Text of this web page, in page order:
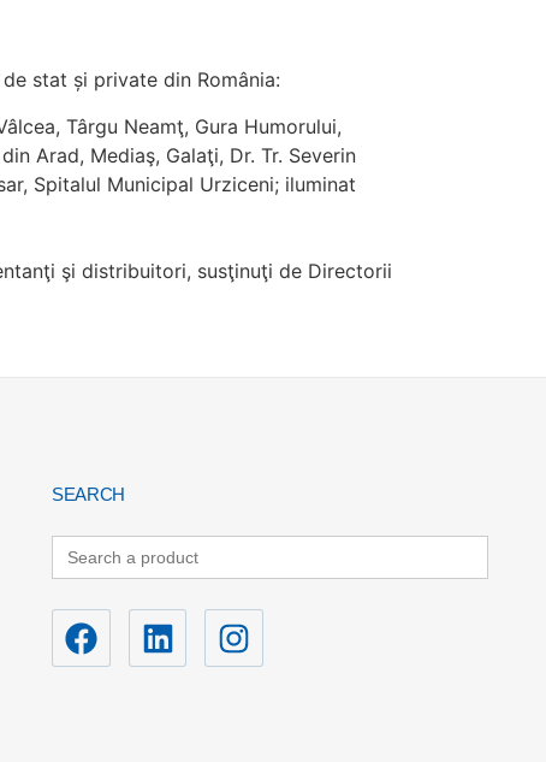
stat și private din România:
Târgu Neamţ, Gura Humorului,
Arad, Mediaş, Galaţi, Dr. Tr. Severin
Spitalul Municipal Urziceni; iluminat
şi distribuitori, susţinuţi de Directorii
SEARCH
Search
for: